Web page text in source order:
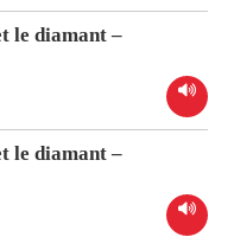
le diamant –
le diamant –